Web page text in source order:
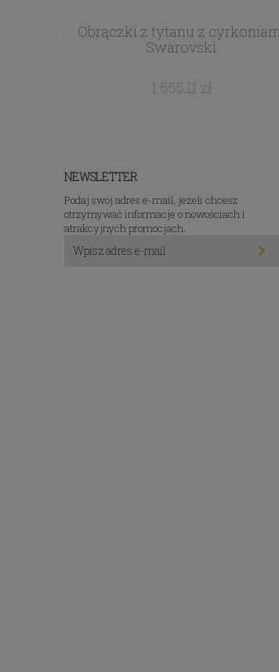
Obrączki z tytanu z cyrkoniami
Swarovski
NEWSLETTER
Podaj swój adres e-mail, jeżeli chcesz
otrzymywać informacje o nowościach i
atrakcyjnych promocjach.